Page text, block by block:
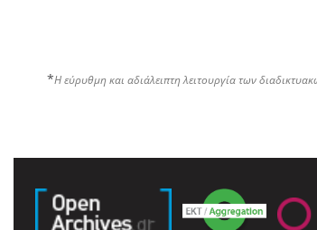
*Η εύρυθμη και αδιάλειπτη λειτουργία των